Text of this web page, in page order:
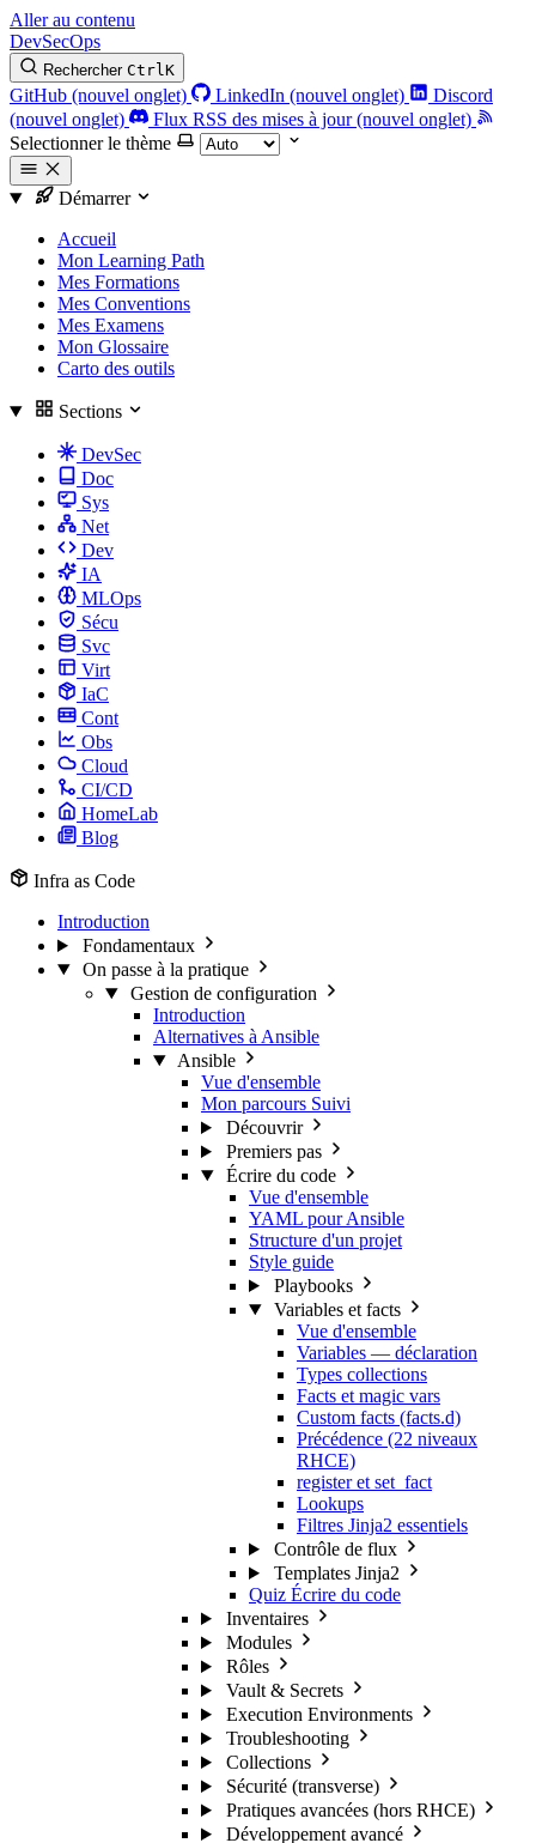
Aller au contenu
DevSecOps
Rechercher CtrlK
GitHub (nouvel onglet) LinkedIn (nouvel onglet)
Discord
(nouvel onglet)
Flux RSS des mises à jour (nouvel onglet)
Selectionner le thème
Démarrer
Accueil
Mon Learning Path
Mes Formations
Mes Conventions
Mes Examens
Mon Glossaire
Carto des outils
Sections
DevSec
Doc
Sys
Net
Dev
IA
MLOps
Sécu
Svc
Virt
IaC
Cont
Obs
Cloud
CI/CD
HomeLab
Blog
Infra as Code
Introduction
Fondamentaux
On passe à la pratique
Gestion de configuration
Introduction
Alternatives à Ansible
Ansible
Vue d'ensemble
Mon parcours Suivi
Découvrir
Premiers pas
Écrire du code
Vue d'ensemble
YAML pour Ansible
Structure d'un projet
Style guide
Playbooks
Variables et facts
Vue d'ensemble
Variables — déclaration
Types collections
Facts et magic vars
Custom facts (facts.d)
Précédence (22 niveaux
RHCE)
register et set_fact
Lookups
Filtres Jinja2 essentiels
Contrôle de flux
Templates Jinja2
Quiz Écrire du code
Inventaires
Modules
Rôles
Vault & Secrets
Execution Environments
Troubleshooting
Collections
Sécurité (transverse)
Pratiques avancées (hors RHCE)
Développement avancé